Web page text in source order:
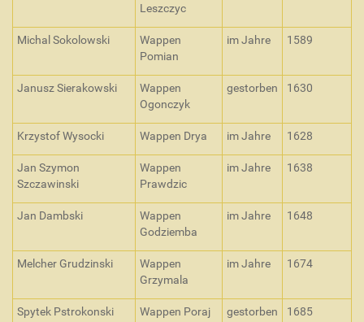
Leszczyc
Michal Sokolowski
Wappen
Pomian
im Jahre 1589
Janusz Sierakowski
Wappen
Ogonczyk
gestorben 1630
Krzystof Wysocki Wappen Drya im Jahre 1628
Jan Szymon
Szczawinski
Wappen
Prawdzic
im Jahre 1638
Jan Dambski
Wappen
Godziemba
im Jahre 1648
Melcher Grudzinski
Wappen
Grzymala
im Jahre 1674
Spytek Pstrokonski Wappen Poraj gestorben 1685